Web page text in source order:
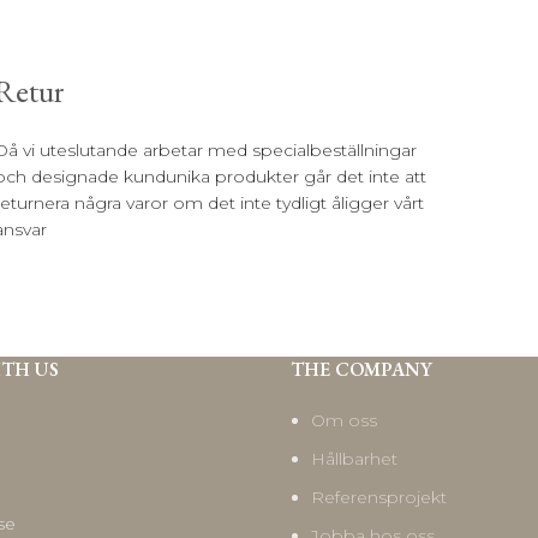
vi uteslutande arbetar med specialbeställningar
designade kundunika produkter går det inte att
några varor om det inte tydligt åligger vårt
US THE COMPANY
Om oss
Hållbarhet
Referensprojekt